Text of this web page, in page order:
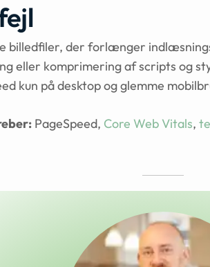
billedfiler, der forlænger
eller komprimering af scripts og
kun på desktop og glemme
PageSpeed, Core Web Vitals,